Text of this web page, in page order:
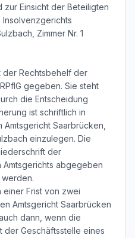
Einsicht der Beteiligten
Zimmer Nr. 1
der Rechtsbehelf der
gegeben. Sie steht
die Entscheidung
ist schriftlich in
Saarbrücken,
einzulegen. Die
der
abgegeben
einer Frist von zwei
Amtsgericht Saarbrücken
dann, wenn die
der Geschäftsstelle eines